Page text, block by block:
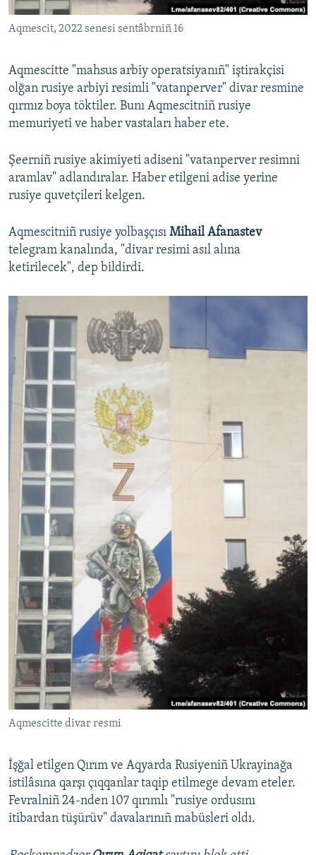
QOŞULIÑIZ!
RFE/RS bütün saytları
Aqmescit, 2022 senesi sentâbrniñ 16
Aqmescitte "mahsus arbiy operatsiyanıñ" iştirakçisi
olğan rusiye arbiyi resimli "vatanperver" divar resmine
qırmız boya töktiler. Bunı Aqmescitniñ rusiye
memuriyeti ve haber vastaları haber ete.
Şeerniñ rusiye akimiyeti adiseni "vatanperver resimni
aramlav" adlandıralar. Haber etilgeni adise yerine
rusiye quvetçileri kelgen.
Aqmescitniñ rusiye yolbaşçısı Mihail Afanastev
telegram kanalında, "divar resimi asıl alına
ketirilecek", dep bildirdi.
Aqmescitte divar resmi
İşğal etilgen Qırım ve Aqyarda Rusiyeniñ Ukrayinağa
istilâsına qarşı çıqqanlar taqip etilmege devam eteler.
Fevralniñ 24-nden 107 qırımlı "rusiye ordusını
itibardan tüşürüv" davalarınıñ mabüsleri oldı.